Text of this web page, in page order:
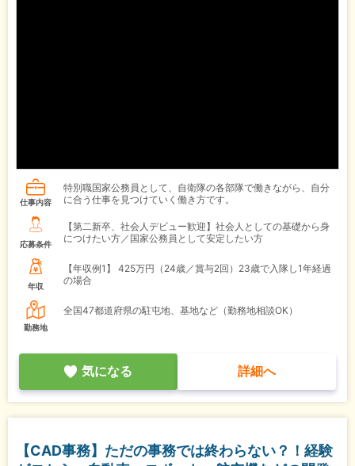
仕事内容
特別職国家公務員として、自衛隊の各部隊で働きながら、自分
に合う仕事を見つけていく働き方です。
応募条件
【第二新卒、社会人デビュー歓迎】社会人としての基礎から身
につけたい方／国家公務員として安定したい方
年収
【年収例1】
425万円（24歳／賞与2回）23歳で入隊し1年経過
の場合
勤務地
全国47都道府県の駐屯地、基地など（勤務地相談OK）
気になる 詳細へ
【CAD事務】ただの事務では終わらない？！経験